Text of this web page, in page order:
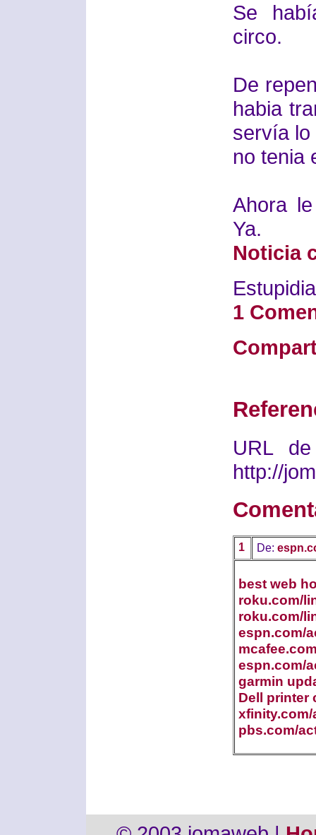
Se
circo.
De
habia
servía lo
no tenia
Ahora
Ya.
Noticia
1
URL
http://
1 De:
best web
roku.com/
roku.com/
espn.com/
espn.com/
garmin
Dell printer
xfinity.com/
pbs.com/